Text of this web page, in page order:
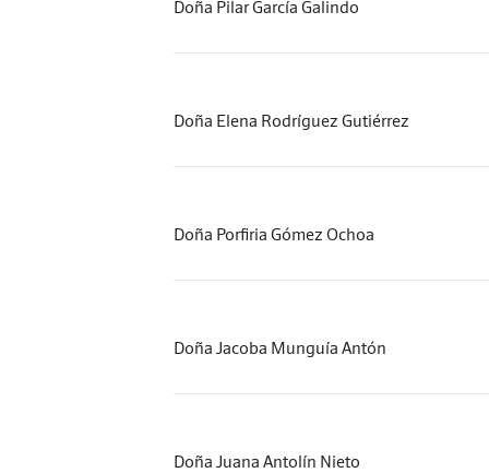
Doña Pilar García Galindo
Doña Elena Rodríguez Gutiérrez
Doña Porfiria Gómez Ochoa
Doña Jacoba Munguía Antón
Doña Juana Antolín Nieto